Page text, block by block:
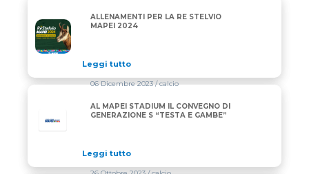
ALLENAMENTI PER LA RE STELVIO MAPEI 2024
ALLENAMENTI PER LA RE STELVIO
MAPEI 2024
Leggi tutto
06 Dicembre 2023/ calcio
AL MAPEI STADIUM IL CONVEGNO DI
GENERAZIONE S “TESTA E GAMBE”
Leggi tutto